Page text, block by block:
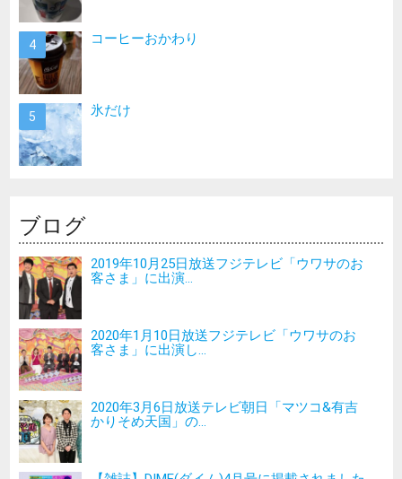
コーヒーおかわり
氷だけ
ブログ
2019年10月25日放送フジテレビ「ウワサのお
客さま」に出演...
2020年1月10日放送フジテレビ「ウワサのお
客さま」に出演し...
2020年3月6日放送テレビ朝日「マツコ&有吉
かりそめ天国」の...